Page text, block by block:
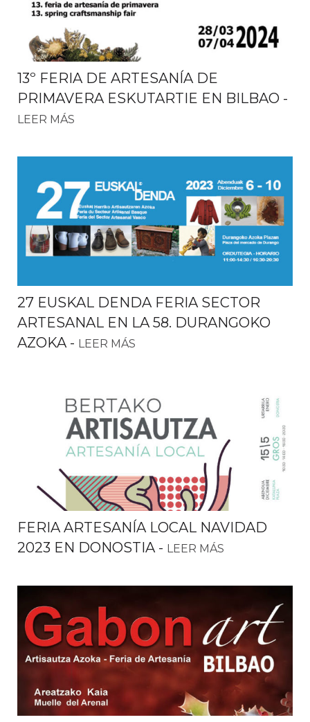
13º FERIA DE ARTESANÍA DE
PRIMAVERA ESKUTARTIE EN BILBAO -
LEER MÁS
27 EUSKAL DENDA FERIA SECTOR
ARTESANAL EN LA 58. DURANGOKO
AZOKA - LEER MÁS
FERIA ARTESANÍA LOCAL NAVIDAD
2023 EN DONOSTIA - LEER MÁS